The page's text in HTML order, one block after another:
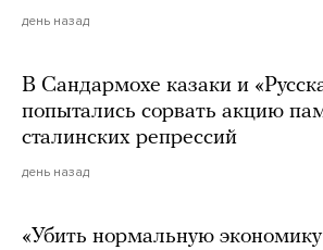
день назад
В Сандармохе казаки и
попытались сорвать акцию
сталинских репрессий
день назад
«Убить нормальную